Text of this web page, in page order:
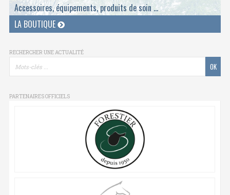
Accessoires, équipements, produits de soin ...
LA BOUTIQUE
RECHERCHER UNE ACTUALITÉ
PARTENAIRES OFFICIELS